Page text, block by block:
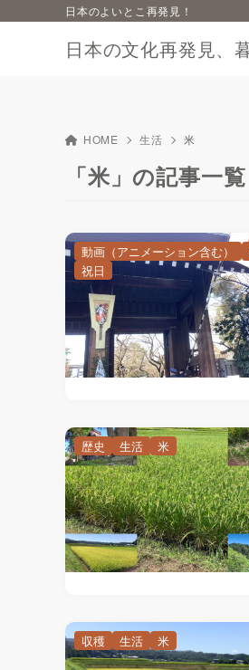
日本の文化再発見、
日本のよいとこ再発見！
HOME 生活 米
「米」の記事一覧
動画（アニメーション含む）
祝日
歴史 生活 米
収穫 生活 米